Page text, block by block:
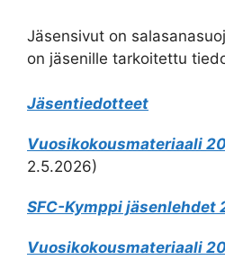
Jäsensivut on
on jäsenille tarkoitettu
Jäsentiedotteet
Vuosikokousmateriaali
2.5.2026)
SFC-Kymppi jäsenlehdet
Vuosikokousmateriaali